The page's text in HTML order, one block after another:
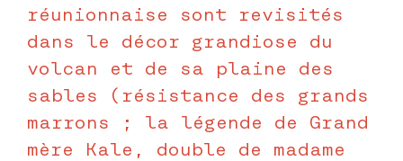
réunionnaise sont revisités
dans le décor grandiose du
volcan et de sa plaine des
sables (résistance des grands
marrons ; la légende de Grand
mère Kale, double de madame